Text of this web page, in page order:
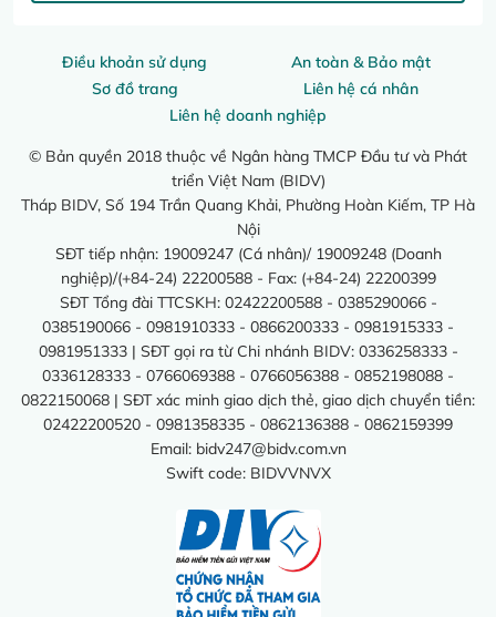
Điều khoản sử dụng
An toàn & Bảo mật
Sơ đồ trang
Liên hệ cá nhân
Liên hệ doanh nghiệp
© Bản quyền 2018 thuộc về Ngân hàng TMCP Đầu tư và Phát
triển Việt Nam (BIDV)
Tháp BIDV, Số 194 Trần Quang Khải, Phường Hoàn Kiếm, TP Hà
Nội
SĐT tiếp nhận: 19009247 (Cá nhân)/ 19009248 (Doanh
nghiệp)/(+84-24) 22200588 - Fax: (+84-24) 22200399
SĐT Tổng đài TTCSKH: 02422200588 - 0385290066 -
0385190066 - 0981910333 - 0866200333 - 0981915333 -
0981951333 | SĐT gọi ra từ Chi nhánh BIDV: 0336258333 -
0336128333 - 0766069388 - 0766056388 - 0852198088 -
0822150068 | SĐT xác minh giao dịch thẻ, giao dịch chuyển tiền:
02422200520 - 0981358335 - 0862136388 - 0862159399
Email: bidv247@bidv.com.vn
Swift code: BIDVVNVX